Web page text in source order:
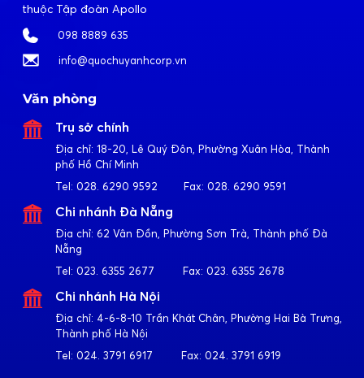
thuộc Tập đoàn Apollo
098 8889 635
info@quochuyanhcorp.vn
Văn phòng
Trụ sở chính
Địa chỉ: 18-20, Lê Quý Đôn, Phường Xuân Hòa, Thành
phố Hồ Chí Minh
Tel: 028. 6290 9592 Fax: 028. 6290 9591
Chi nhánh Đà Nẵng
Địa chỉ: 62 Vân Đồn, Phường Sơn Trà, Thành phố Đà
Nẵng
Tel: 023. 6355 2677 Fax: 023. 6355 2678
Chi nhánh Hà Nội
Địa chỉ: 4-6-8-10 Trần Khát Chân, Phường Hai Bà Trưng,
Thành phố Hà Nội
Tel: 024. 3791 6917 Fax: 024. 3791 6919